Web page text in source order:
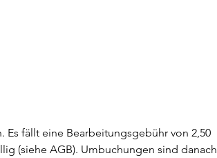
fällt eine Bearbeitungsgebühr von 2,50
(siehe AGB). Umbuchungen sind danach